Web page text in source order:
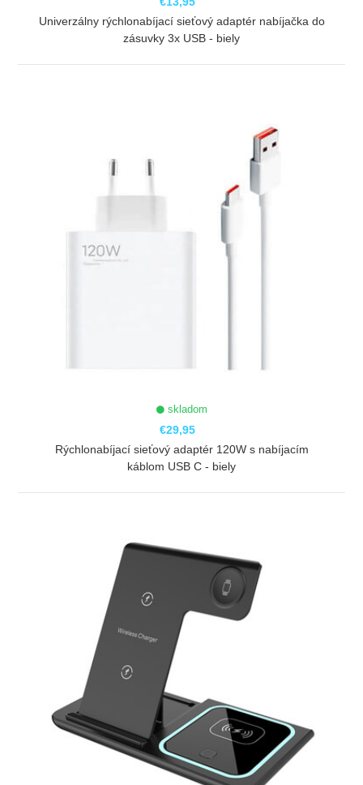
Univerzálny rýchlonabíjací sieťový adaptér nabíjačka do
zásuvky 3x USB - biely
skladom
€29,95
Rýchlonabíjací sieťový adaptér 120W s nabíjacím
káblom USB C - biely